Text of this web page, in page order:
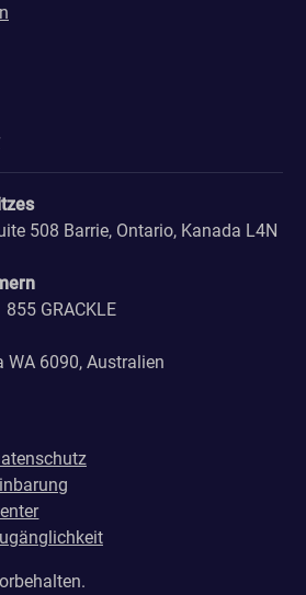
508 Barrie, Ontario, Kanada L4N
GRACKLE
WA 6090, Australien